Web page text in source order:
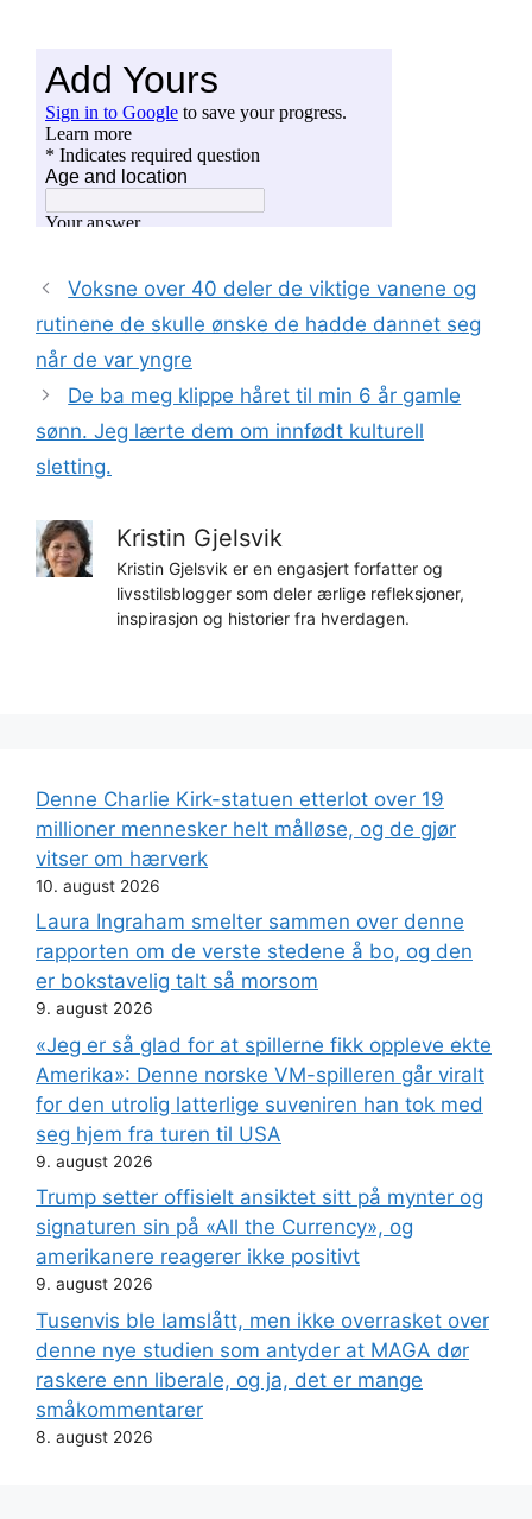
Voksne over 40 deler de viktige vanene og
rutinene de skulle ønske de hadde dannet seg
når de var yngre
De ba meg klippe håret til min 6 år gamle
sønn. Jeg lærte dem om innfødt kulturell
sletting.
Kristin Gjelsvik
Kristin Gjelsvik er en engasjert forfatter og
livsstilsblogger som deler ærlige refleksjoner,
inspirasjon og historier fra hverdagen.
Denne Charlie Kirk-statuen etterlot over 19
millioner mennesker helt målløse, og de gjør
vitser om hærverk
10. august 2026
Laura Ingraham smelter sammen over denne
rapporten om de verste stedene å bo, og den
er bokstavelig talt så morsom
9. august 2026
«Jeg er så glad for at spillerne fikk oppleve ekte
Amerika»: Denne norske VM-spilleren går viralt
for den utrolig latterlige suveniren han tok med
seg hjem fra turen til USA
9. august 2026
Trump setter offisielt ansiktet sitt på mynter og
signaturen sin på «All the Currency», og
amerikanere reagerer ikke positivt
9. august 2026
Tusenvis ble lamslått, men ikke overrasket over
denne nye studien som antyder at MAGA dør
raskere enn liberale, og ja, det er mange
småkommentarer
8. august 2026